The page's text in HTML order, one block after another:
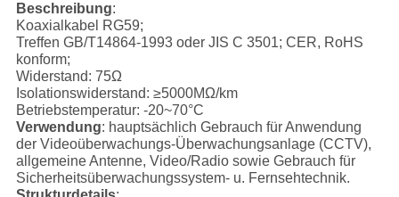
Beschreibung:
Koaxialkabel RG59;
Treffen GB/T14864-1993 oder JIS C 3501; CER, RoHS
konform;
Widerstand: 75Ω
Isolationswiderstand: ≥5000MΩ/km
Betriebstemperatur: -20~70°C
Verwendung: hauptsächlich Gebrauch für Anwendung
der Videoüberwachungs-Überwachungsanlage (CCTV),
allgemeine Antenne, Video/Radio sowie Gebrauch für
Sicherheitsüberwachungssystem- u. Fernsehtechnik.